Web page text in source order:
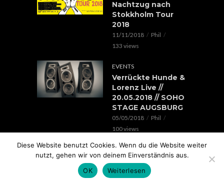
Nachtzug nach
Stokkholm Tour
2018
11/11/2018
Phil
133 views
EVENTS
Verrückte Hunde &
Lorenz Live //
20.05.2018 // SOHO
STAGE AUGSBURG
05/05/2018
Phil
100 views
EVENTS
Rap im Ring 2017
mit Edgar Wasser,
Lemur, Battle Rap
Diese Website benutzt Cookies. Wenn du die Website weiter
nutzt, gehen wir von deinem Einverständnis aus.
OK
Weiterlesen